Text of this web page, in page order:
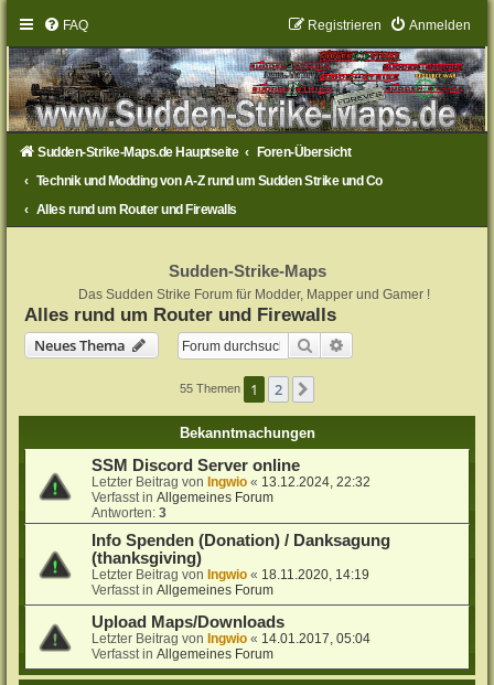
FAQ Anmelden
Registrieren
Sudden-Strike-Maps.de Hauptseite
Foren-Übersicht
Technik und Modding von A-Z rund um Sudden Strike und Co
Alles rund um Router und Firewalls
Sudden-Strike-Maps
Das Sudden Strike Forum für Modder, Mapper und Gamer !
Alles rund um Router und Firewalls
Neues Thema
Suche
55 Themen 1 2
Bekanntmachungen
SSM Discord Server online
Letzter Beitrag von Ingwio « 13.12.2024, 22:32
Verfasst inAllgemeines Forum
Antworten:3
Info Spenden (Donation) / Danksagung
(thanksgiving)
Letzter Beitrag von Ingwio « 18.11.2020, 14:19
Verfasst inAllgemeines Forum
Upload Maps/Downloads
Letzter Beitrag von Ingwio « 14.01.2017, 05:04
Verfasst inAllgemeines Forum